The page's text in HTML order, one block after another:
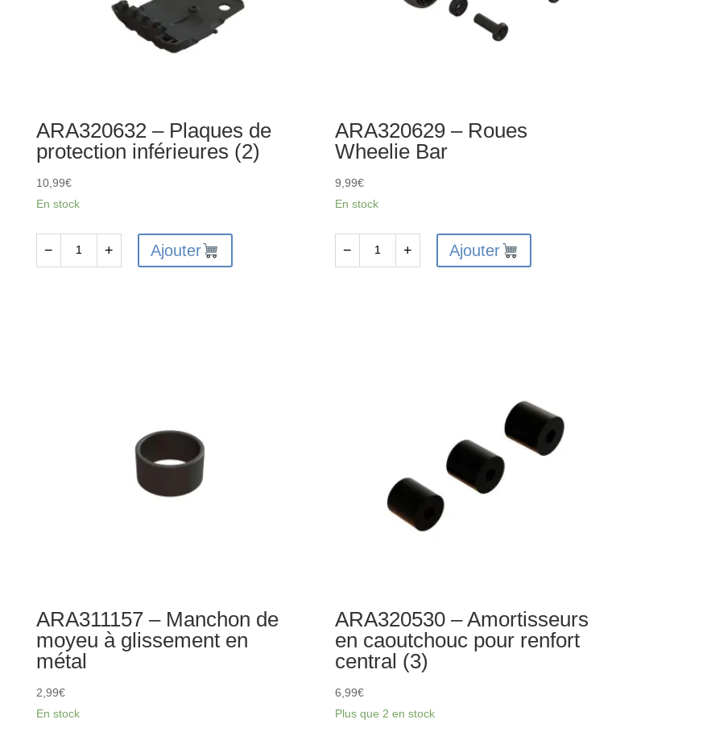
ARA320632 – Plaques de
protection inférieures (2)
10,99€
En stock
− + Ajouter
ARA320629 – Roues
Wheelie Bar
9,99€
En stock
− + Ajouter
ARA311157 – Manchon de
moyeu à glissement en
métal
2,99€
En stock
ARA320530 – Amortisseurs
en caoutchouc pour renfort
central (3)
6,99€
Plus que 2 en stock